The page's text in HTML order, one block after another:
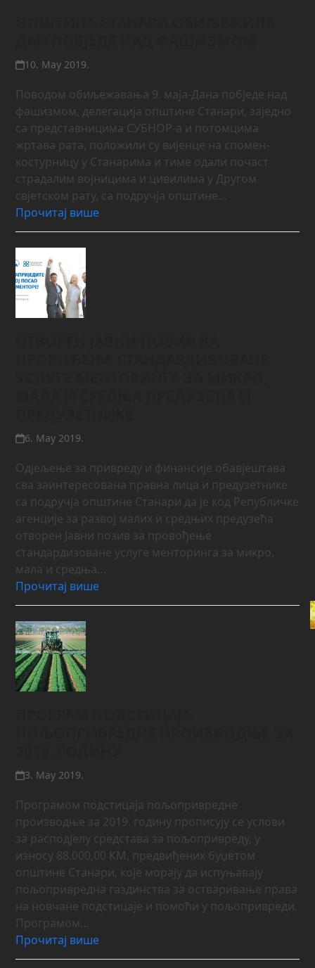
10. May 2019.
Поводом обиљежавања 9. маја-Дана побједе над
фашизмом, делегација општине Станари, заједно
са представницима СУБНОР-а и потомцима
жртава рата, положили су вијенце на спомен-
костурницу у Станарима и тиме одали почаст
страдалим војницима и цивилима у Другом
свјетском рату, са подручја општине…
Прочитај више
6. May 2019.
Одјељење за привреду и финансије обавјештава
сва заинтересована правна лица и предузетнике
са подручја општине Станари да је код Републичке
агенције за развој малих и средњих предузећа
отворен Јавни позив за провођење
стандардизоване услуге менторинга за микро,
мала и средња…
Прочитај више
3. May 2019.
Програмом подстицаја пољопривредне
производње за 2019. годину прописују се услови
за расподјелу средстава за пољопривреду, у
износу 88.000,00 КМ, предвиђених буџетом
општине Станари, које морају да испуњавају
пољопривреднa газдинства за остваривање права
на новчане подстицаје и помоћи у пољопривреди.
Програмoм…
Прочитај више